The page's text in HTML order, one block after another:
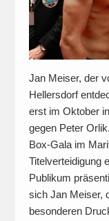
Jan Meiser, der
Hellersdorf
erst im Oktober
gegen Peter
Box-Gala im
Titelverteidigung
Publikum
sich Jan Meiser,
besonderen